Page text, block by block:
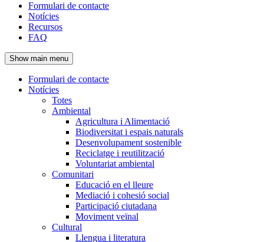
Navegació
principal
de
l'encapçalament
Formulari de contacte
Notícies
Recursos
FAQ
Show main menu
Navegació
principal
Formulari de contacte
Notícies
Totes
Ambiental
Agricultura i Alimentació
Biodiversitat i espais naturals
Desenvolupament sostenible
Reciclatge i reutilització
Voluntariat ambiental
Comunitari
Educació en el lleure
Mediació i cohesió social
Participació ciutadana
Moviment veïnal
Cultural
Llengua i literatura